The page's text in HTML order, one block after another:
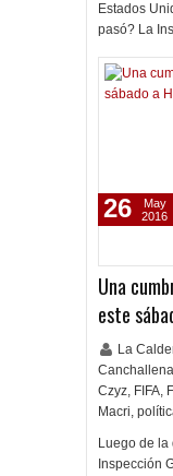
Estados
pasó? La
Una
este
La
Canchallena
Czyz, FIFA,
Macri,
Luego de
Inspección
26
May
2016